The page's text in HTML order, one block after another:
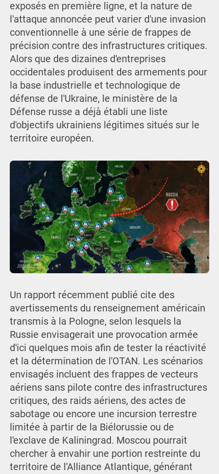
exposés en première ligne, et la nature de
l'attaque annoncée peut varier d'une invasion
conventionnelle à une série de frappes de
précision contre des infrastructures critiques.
Alors que des dizaines d'entreprises
occidentales produisent des armements pour
la base industrielle et technologique de
défense de l'Ukraine, le ministère de la
Défense russe a déjà établi une liste
d'objectifs ukrainiens légitimes situés sur le
territoire européen.
Un rapport récemment publié cite des
avertissements du renseignement américain
transmis à la Pologne, selon lesquels la
Russie envisagerait une provocation armée
d'ici quelques mois afin de tester la réactivité
et la détermination de l'OTAN. Les scénarios
envisagés incluent des frappes de vecteurs
aériens sans pilote contre des infrastructures
critiques, des raids aériens, des actes de
sabotage ou encore une incursion terrestre
limitée à partir de la Biélorussie ou de
l'exclave de Kaliningrad. Moscou pourrait
chercher à envahir une portion restreinte du
territoire de l'Alliance Atlantique, générant